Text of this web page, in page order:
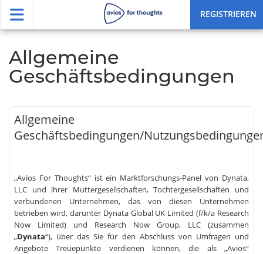
REGISTRIEREN
Allgemeine
Geschäftsbedingungen
Allgemeine
Geschäftsbedingungen/
„Avios For Thoughts“ ist ein Marktforschungs-Panel von Dynata,
LLC und ihrer Muttergesellschaften, Tochtergesellschaften und
verbundenen Unternehmen, das von diesen Unternehmen
betrieben wird, darunter Dynata Global UK Limited (f/k/a Research
Now Limited) und Research Now Group, LLC (zusammen
„Dynata“), über das Sie für den Abschluss von Umfragen und
Angebote Treuepunkte verdienen können, die als „Avios“